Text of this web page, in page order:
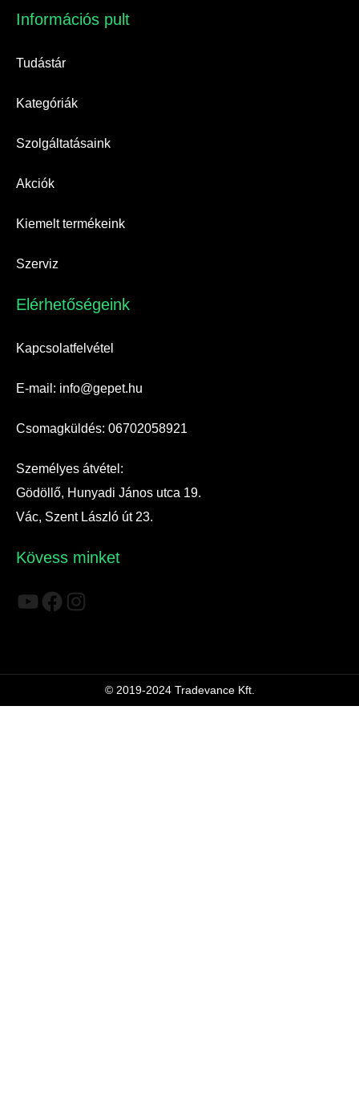
Információs pult​
Tudástár
Kategóriák
Szolgáltatásaink
Akciók
Kiemelt termékeink
Szerviz
Elérhetőségeink​
Kapcsolatfelvétel
E-mail: info@gepet.hu
Csomagküldés: 06702058921
Személyes átvétel:
Gödöllő, Hunyadi János utca 19.
Vác, Szent László út 23.
Kövess minket
YouTube
Facebook
Instagram
© 2019-2024 Tradevance Kft.